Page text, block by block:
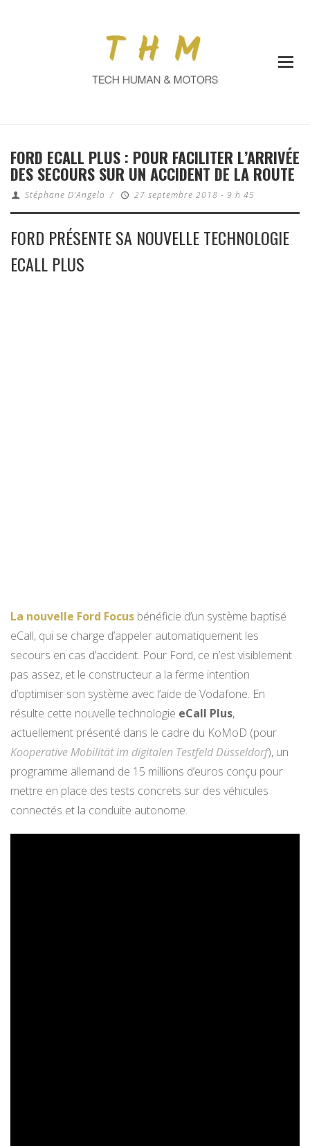
FORD ECALL PLUS : POUR FACILITER L’ARRIVÉE
DES SECOURS SUR UN ACCIDENT DE LA ROUTE
Stéphane D'Angelo / 27 septembre 2018 - 9 h 45
FORD PRÉSENTE SA NOUVELLE TECHNOLOGIE
ECALL PLUS
La nouvelle Ford Focus bénéficie d’un système baptisé
eCall, qui se charge d’appeler automatiquement les
secours en cas d’accident. Pour Ford, ce n’est visiblement
pas assez, et le constructeur a la ferme intention
d’optimiser son système avec l’aide de Vodafone. En
résulte cette nouvelle technologie eCall Plus,
actuellement présenté dans le cadre du KoMoD (pour
Kooperative Mobilität im digitalen Testfeld Düsseldorf), un
programme allemand de 15 millions d’euros conçu pour
mettre en place des tests concrets sur des véhicules
connectés et la conduite autonome.